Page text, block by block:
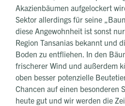
Akazienbäumen aufgelockert
Sektor allerdings für seine
diese Angewohnheit ist sonst
Region Tansanias bekannt und
Boden zu entfliehen. In den
frischerer Wind und außerdem
oben besser potenzielle
Chancen auf einen besonderen
heute gut und wir werden die